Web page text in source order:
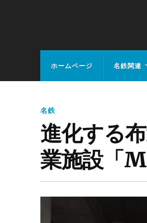
ホームページ 名鉄関連
名鉄
進化する
業施設「